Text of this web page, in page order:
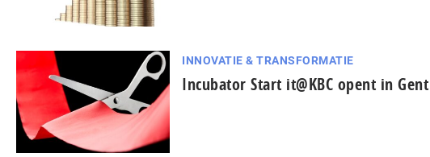
INNOVATIE & TRANSFORMATIE
Incubator Start it@KBC opent in Gent